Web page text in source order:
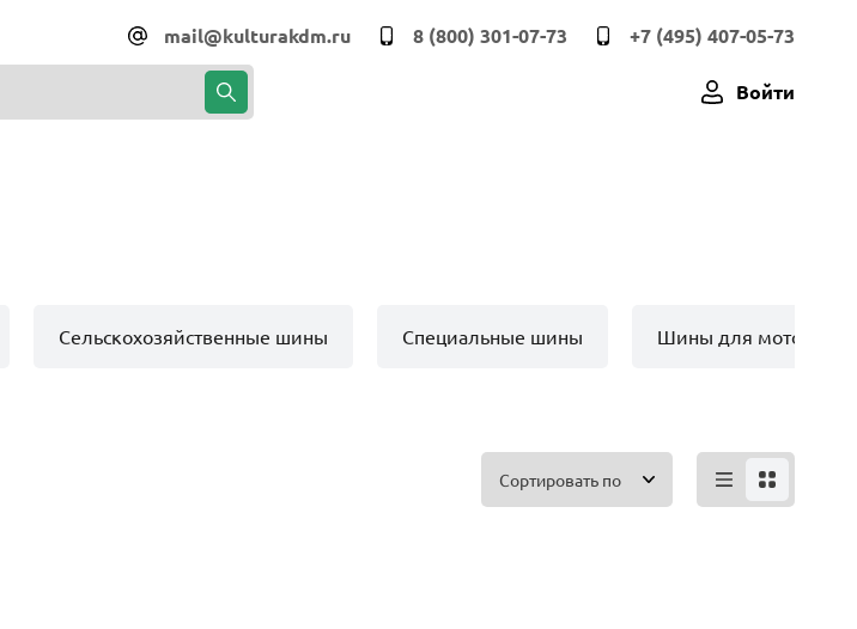
+7 (495) 407-05-73
8 (800) 301-07-73
mail@kulturakdm.ru
Войти
Сельскохозяйственные шины Специальные шины Шины для мото
Сортировать по